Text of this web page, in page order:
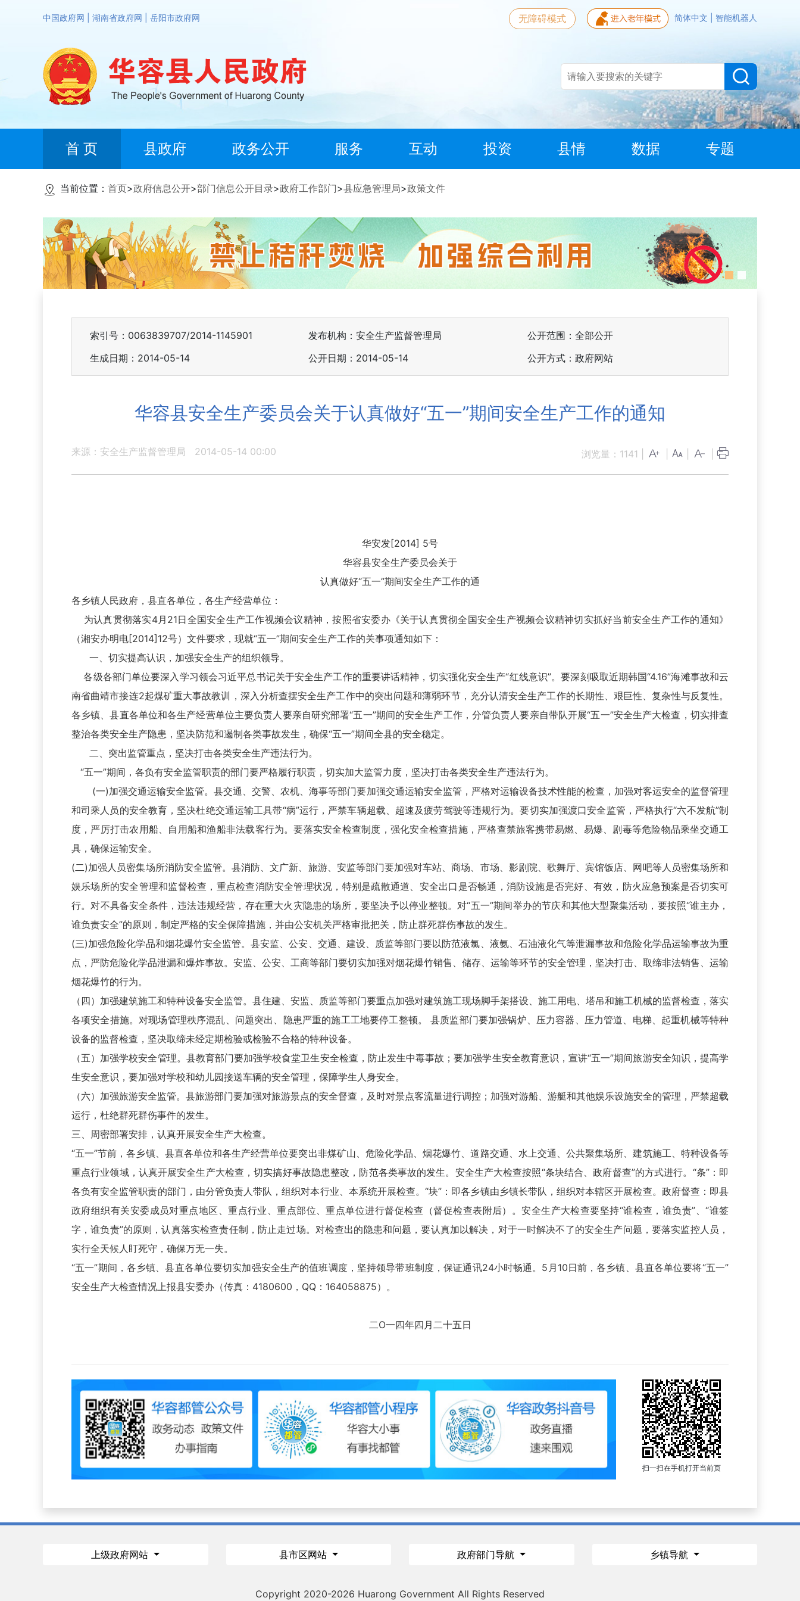
中国政府网 湖南省政府网 岳阳市政府网 简体中文 智能机器人
无障碍模式
首 页 县政府 政务公开 服务 互动 投资 县情 数据 专题
当前位置： 首页>政府信息公开>部门信息公开目录>政府工作部门>县应急管理局>政策文件
索引号：0063839707/2014-1145901 发布机构：安全生产监督管理局
公开范围：全部公开
生成日期：2014-05-14
公开日期：2014-05-14 公开方式：政府网站
华容县安全生产委员会关于认真做好“五一”期间安全生产工作的通知
来源：安全生产监督管理局 2014-05-14 00:00 浏览量： 1141
华安发[2014] 5号
华容县安全生产委员会关于
认真做好“五一”期间安全生产工作的通
各乡镇人民政府，县直各单位，各生产经营单位：
为认真贯彻落实4月21日全国安全生产工作视频会议精神，按照省安委办《关于认真贯彻全国安全生产视频会议精神切实抓好当前安全生产工作的通知》
（湘安办明电[2014]12号）文件要求，现就“五一”期间安全生产工作的关事项通知如下：
一、切实提高认识，加强安全生产的组织领导。
各级各部门单位要深入学习领会习近平总书记关于安全生产工作的重要讲话精神，切实强化安全生产“红线意识”。要深刻吸取近期韩国“4.16”海滩事故和云
南省曲靖市接连2起煤矿重大事故教训，深入分析查摆安全生产工作中的突出问题和薄弱环节，充分认清安全生产工作的长期性、艰巨性、复杂性与反复性。
各乡镇、县直各单位和各生产经营单位主要负责人要亲自研究部署“五一”期间的安全生产工作，分管负责人要亲自带队开展“五一”安全生产大检查，切实排查
整治各类安全生产隐患，坚决防范和遏制各类事故发生，确保“五一”期间全县的安全稳定。
二、突出监管重点，坚决打击各类安全生产违法行为。
“五一”期间，各负有安全监管职责的部门要严格履行职责，切实加大监管力度，坚决打击各类安全生产违法行为。
(一)加强交通运输安全监管。县交通、交警、农机、海事等部门要加强交通运输安全监管，严格对运输设备技术性能的检查，加强对客运安全的监督管理
和司乘人员的安全教育，坚决杜绝交通运输工具带“病”运行，严禁车辆超载、超速及疲劳驾驶等违规行为。要切实加强渡口安全监管，严格执行“六不发航”制
度，严厉打击农用船、自用船和渔船非法载客行为。要落实安全检查制度，强化安全检查措施，严格查禁旅客携带易燃、易爆、剧毒等危险物品乘坐交通工
具，确保运输安全。
(二)加强人员密集场所消防安全监管。县消防、文广新、旅游、安监等部门要加强对车站、商场、市场、影剧院、歌舞厅、宾馆饭店、网吧等人员密集场所和
娱乐场所的安全管理和监督检查，重点检查消防安全管理状况，特别是疏散通道、安全出口是否畅通，消防设施是否完好、有效，防火应急预案是否切实可
行。对不具备安全条件，违法违规经营，存在重大火灾隐患的场所，要坚决予以停业整顿。对“五一”期间举办的节庆和其他大型聚集活动，要按照“谁主办，
谁负责安全”的原则，制定严格的安全保障措施，并由公安机关严格审批把关，防止群死群伤事故的发生。
(三)加强危险化学品和烟花爆竹安全监管。县安监、公安、交通、建设、质监等部门要以防范液氯、液氨、石油液化气等泄漏事故和危险化学品运输事故为重
点，严防危险化学品泄漏和爆炸事故。安监、公安、工商等部门要切实加强对烟花爆竹销售、储存、运输等环节的安全管理，坚决打击、取缔非法销售、运输
烟花爆竹的行为。
（四）加强建筑施工和特种设备安全监管。县住建、安监、质监等部门要重点加强对建筑施工现场脚手架搭设、施工用电、塔吊和施工机械的监督检查，落实
各项安全措施。对现场管理秩序混乱、问题突出、隐患严重的施工工地要停工整顿。 县质监部门要加强锅炉、压力容器、压力管道、电梯、起重机械等特种
设备的监督检查，坚决取缔未经定期检验或检验不合格的特种设备。
（五）加强学校安全管理。县教育部门要加强学校食堂卫生安全检查，防止发生中毒事故；要加强学生安全教育意识，宣讲“五一”期间旅游安全知识，提高学
生安全意识，要加强对学校和幼儿园接送车辆的安全管理，保障学生人身安全。
（六）加强旅游安全监管。县旅游部门要加强对旅游景点的安全督查，及时对景点客流量进行调控；加强对游船、游艇和其他娱乐设施安全的管理，严禁超载
运行，杜绝群死群伤事件的发生。
三、周密部署安排，认真开展安全生产大检查。
“五一”节前，各乡镇、县直各单位和各生产经营单位要突出非煤矿山、危险化学品、烟花爆竹、道路交通、水上交通、公共聚集场所、建筑施工、特种设备等
重点行业领域，认真开展安全生产大检查，切实搞好事故隐患整改，防范各类事故的发生。安全生产大检查按照“条块结合、政府督查”的方式进行。“条”：即
各负有安全监管职责的部门，由分管负责人带队，组织对本行业、本系统开展检查。“块”：即各乡镇由乡镇长带队，组织对本辖区开展检查。政府督查：即县
政府组织有关安委成员对重点地区、重点行业、重点部位、重点单位进行督促检查（督促检查表附后）。安全生产大检查要坚持“谁检查，谁负责”、“谁签
字，谁负责”的原则，认真落实检查责任制，防止走过场。对检查出的隐患和问题，要认真加以解决，对于一时解决不了的安全生产问题，要落实监控人员，
实行全天候人盯死守，确保万无一失。
“五一”期间，各乡镇、县直各单位要切实加强安全生产的值班调度，坚持领导带班制度，保证通讯24小时畅通。5月10日前，各乡镇、县直各单位要将“五一”
安全生产大检查情况上报县安委办（传真：4180600，QQ：164058875）。
二O一四年四月二十五日
扫一扫在手机打开当前页
上级政府网站 县市区网站 政府部门导航 乡镇导航
Copyright 2020-2026 Huarong Government All Rights Reserved